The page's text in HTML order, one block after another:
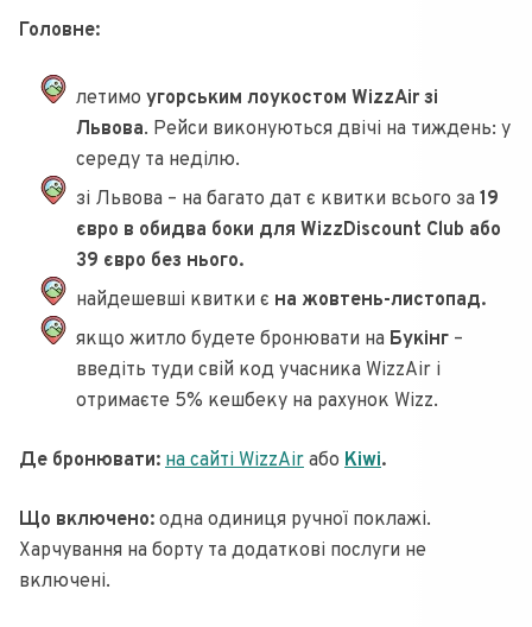
Головне:
летимо угорським лоукостом WizzAir зі
Львова. Рейси виконуються двічі на тиждень: у
середу та неділю.
зі Львова – на багато дат є квитки всього за 19
євро в обидва боки для WizzDiscount Club або
39 євро без нього.
найдешевші квитки є на жовтень-листопад.
якщо житло будете бронювати на Букінг –
введіть туди свій код учасника WizzAir і
отримаєте 5% кешбеку на рахунок Wizz.
Де бронювати: на сайті WizzAir або Kiwi.
Що включено: одна одиниця ручної поклажі.
Харчування на борту та додаткові послуги не
включені.